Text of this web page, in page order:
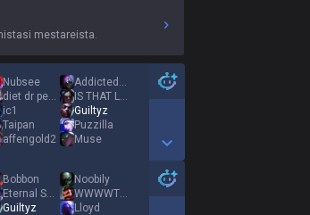
mestareista.
Nubsee
diet dr pepper
ic1
Taipan
affengold2
AddictedToVore
IS THAT LOVE
Guiltyz
Puzzilla
Muse
Show More Detail Games
Bobbon
Eternal Sunshine
Guiltyz
Noobily
WWWWTTTT
Lloyd